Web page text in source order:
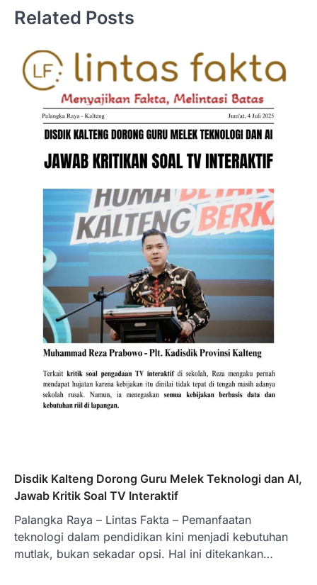
Related Posts
Disdik Kalteng Dorong Guru Melek Teknologi dan AI,
Jawab Kritik Soal TV Interaktif
Palangka Raya – Lintas Fakta – Pemanfaatan
teknologi dalam pendidikan kini menjadi kebutuhan
mutlak, bukan sekadar opsi. Hal ini ditekankan…